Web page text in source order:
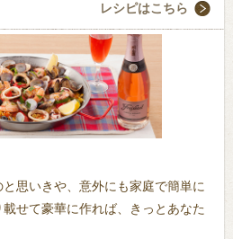
レシピはこちら
思いきや、意外にも家庭で簡単に
せて豪華に作れば、きっとあなた